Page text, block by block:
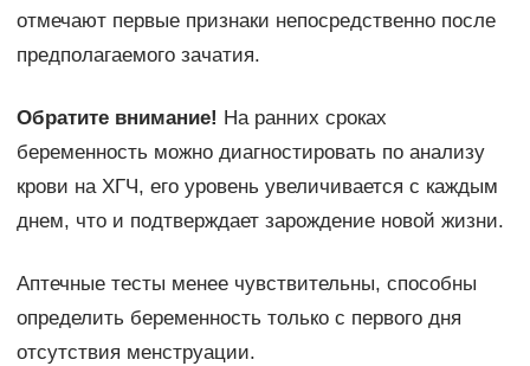
отмечают первые признаки непосредственно после
предполагаемого зачатия.
Обратите внимание! На ранних сроках
беременность можно диагностировать по анализу
крови на ХГЧ, его уровень увеличивается с каждым
днем, что и подтверждает зарождение новой жизни.
Аптечные тесты менее чувствительны, способны
определить беременность только с первого дня
отсутствия менструации.